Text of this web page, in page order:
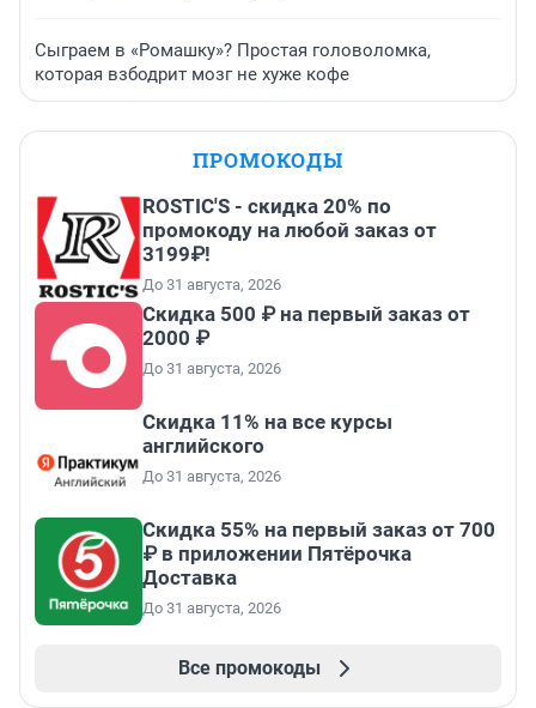
Сыграем в «Ромашку»? Простая головоломка,
которая взбодрит мозг не хуже кофе
ПРОМОКОДЫ
ROSTIC'S - скидка 20% по
промокоду на любой заказ от
3199₽!
До 31 августа, 2026
Скидка 500 ₽ на первый заказ от
2000 ₽
До 31 августа, 2026
Скидка 11% на все курсы
английского
До 31 августа, 2026
Скидка 55% на первый заказ от 700
₽ в приложении Пятёрочка
Доставка
До 31 августа, 2026
Все промокоды